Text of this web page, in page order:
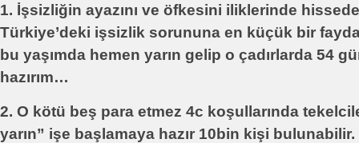
1. İşsizliğin ayazını ve öfkesini iliklerinde
Türkiye’deki işsizlik sorununa en küçük bir
bu yaşımda hemen yarın gelip o çadırlarda 54
hazırım…
2. O kötü beş para etmez 4c koşullarında
yarın” işe başlamaya hazır 10bin kişi